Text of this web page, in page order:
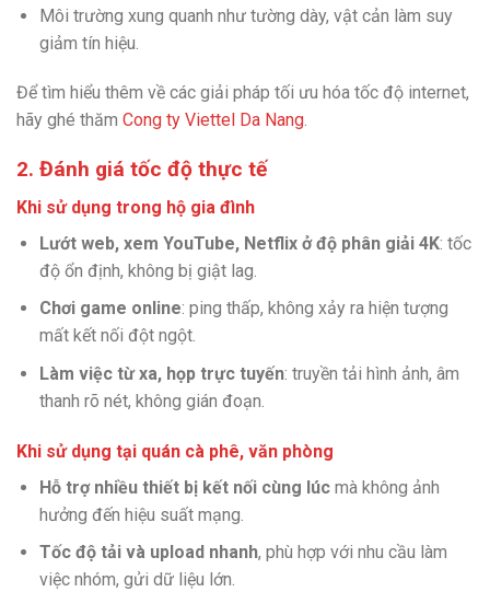
Môi trường xung quanh như tường dày, vật cản làm suy
giảm tín hiệu.
Để tìm hiểu thêm về các giải pháp tối ưu hóa tốc độ internet,
hãy ghé thăm Cong ty Viettel Da Nang.
2. Đánh giá tốc độ thực tế
Khi sử dụng trong hộ gia đình
Lướt web, xem YouTube, Netflix ở độ phân giải 4K: tốc
độ ổn định, không bị giật lag.
Chơi game online: ping thấp, không xảy ra hiện tượng
mất kết nối đột ngột.
Làm việc từ xa, họp trực tuyến: truyền tải hình ảnh, âm
thanh rõ nét, không gián đoạn.
Khi sử dụng tại quán cà phê, văn phòng
Hỗ trợ nhiều thiết bị kết nối cùng lúcmà không ảnh
hưởng đến hiệu suất mạng.
Tốc độ tải và upload nhanh, phù hợp với nhu cầu làm
việc nhóm, gửi dữ liệu lớn.